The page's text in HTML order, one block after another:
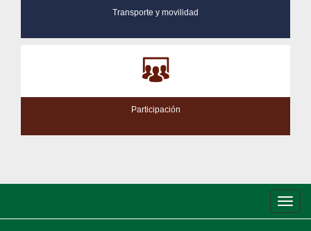
Transporte y movilidad
Participación
de